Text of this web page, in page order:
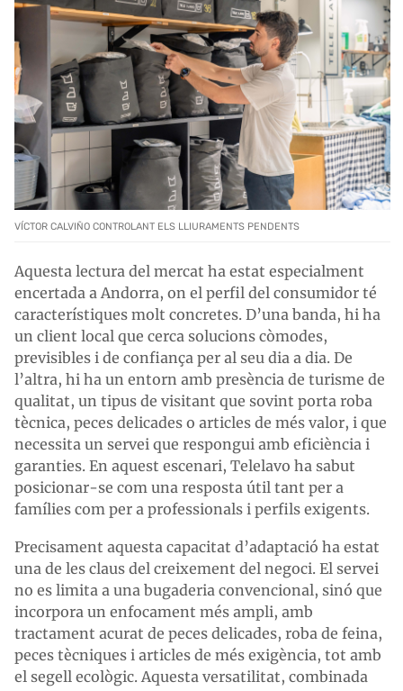
VÍCTOR CALVIÑO CONTROLANT ELS LLIURAMENTS PENDENTS
Aquesta lectura del mercat ha estat especialment
encertada a Andorra, on el perfil del consumidor té
característiques molt concretes. D’una banda, hi ha
un client local que cerca solucions còmodes,
previsibles i de confiança per al seu dia a dia. De
l’altra, hi ha un entorn amb presència de turisme de
qualitat, un tipus de visitant que sovint porta roba
tècnica, peces delicades o articles de més valor, i que
necessita un servei que respongui amb eficiència i
garanties. En aquest escenari, Telelavo ha sabut
posicionar-se com una resposta útil tant per a
famílies com per a professionals i perfils exigents.
Precisament aquesta capacitat d’adaptació ha estat
una de les claus del creixement del negoci. El servei
no es limita a una bugaderia convencional, sinó que
incorpora un enfocament més ampli, amb
tractament acurat de peces delicades, roba de feina,
peces tècniques i articles de més exigència, tot amb
el segell ecològic. Aquesta versatilitat, combinada